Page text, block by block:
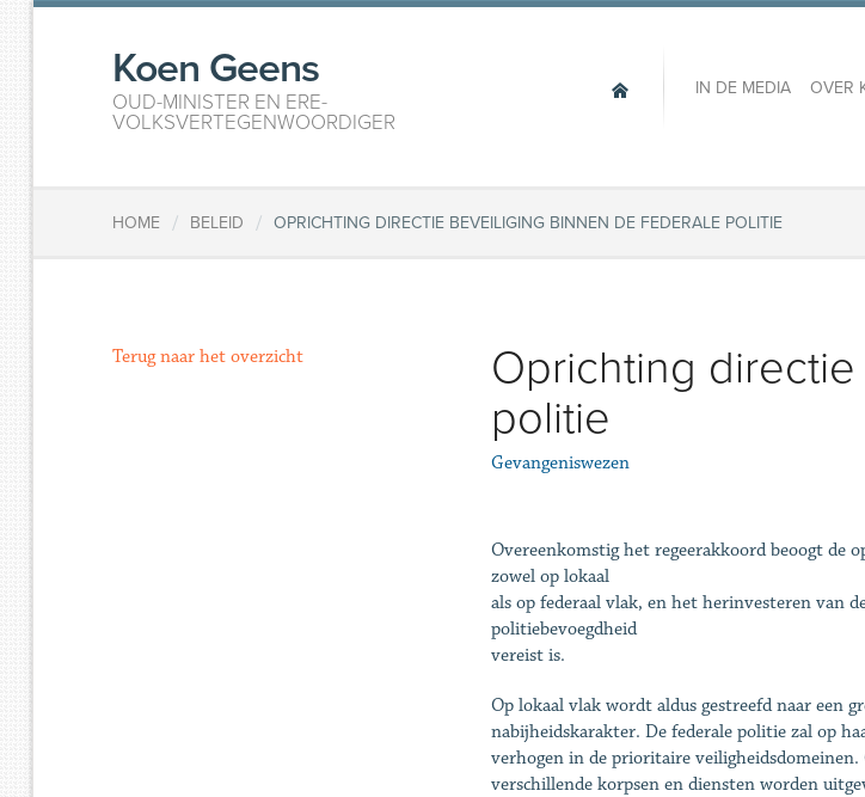
Koen Geens
OUD-MINISTER EN ERE-
VOLKSVERTEGENWOORDIGER
IN DE MEDIA OVER
HOME / BELEID / OPRICHTING DIRECTIE BEVEILIGING BINNEN DE FEDERALE POLITIE
Oprichting
politie
Gevangeniswezen
Overeenkomstig het regeerakkoord beoogt de
zowel op lokaal
als op federaal vlak, en het herinvesteren van
politiebevoegdheid
vereist is.
Op lokaal vlak wordt aldus gestreefd naar een
nabijheidskarakter. De federale politie zal op
verhogen in de prioritaire veiligheidsdomeinen.
verschillende korpsen en diensten worden
Terug naar het overzicht